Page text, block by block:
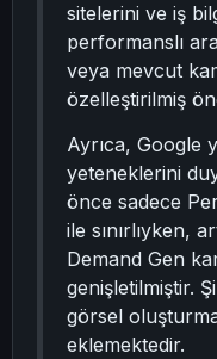
sitelerini ve iş
performanslı
veya mevcut
özelleştirilmiş
Ayrıca, Google
yeteneklerini
önce sadece
ile sınırlıyken,
Demand Gen
genişletilmiştir.
görsel
eklemektedir.